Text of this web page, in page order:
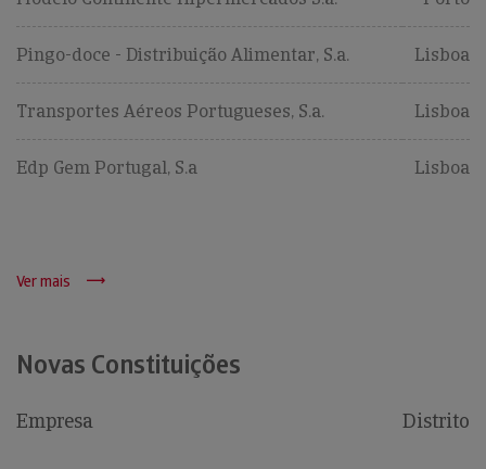
Pingo-doce - Distribuição Alimentar, S.a. Lisboa
Transportes Aéreos Portugueses, S.a. Lisboa
Edp Gem Portugal, S.a Lisboa
Ver mais
Novas Constituições
Empresa Distrito